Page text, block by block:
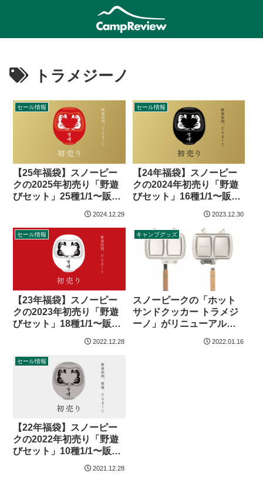
トラメジーノ
セール情報
【25年福袋】スノーピー
クの2025年初売り「野遊
びセット」25種1/1〜販売
2024.12.29
セール情報
【24年福袋】スノーピー
クの2024年初売り「野遊
びセット」16種1/1〜販売
2023.12.30
セール情報
【23年福袋】スノーピー
クの2023年初売り「野遊
びセット」18種1/1〜販売
2022.12.28
キャンプグッズ
スノーピークの「ホット
サンドクッカー トラメジ
ーノ」がリニューアルし
2022.01.16
セール情報
【22年福袋】スノーピー
クの2022年初売り「野遊
びセット」10種1/1〜販売
2021.12.28